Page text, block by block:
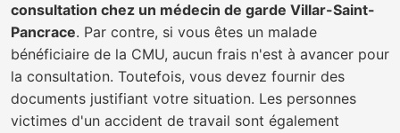
consultation chez un médecin de garde Villar-Saint-
Pancrace. Par contre, si vous êtes un malade
bénéficiaire de la CMU, aucun frais n'est à avancer pour
la consultation. Toutefois, vous devez fournir des
documents justifiant votre situation. Les personnes
victimes d'un accident de travail sont également